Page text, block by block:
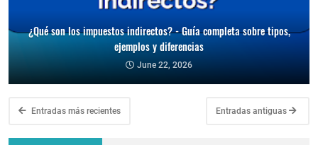
¿Qué son los impuestos indirectos? - Guía completa sobre tipos,
ejemplos y diferencias
June 22, 2026
Entradas más recientes Entradas antiguas